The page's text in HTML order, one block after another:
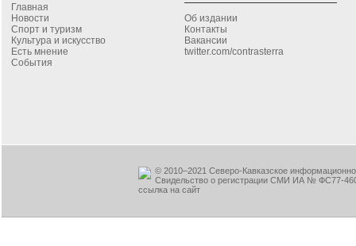
Главная
Новости
Спорт и туризм
Культура и искусство
Есть мнение
События
Об издании
Контакты
Вакансии
twitter.com/contrasterra
© 2010–2021 Северо-Кавказское
Свидельство о регистрации СМИ ИА № ФС77-
ссылка на сайт